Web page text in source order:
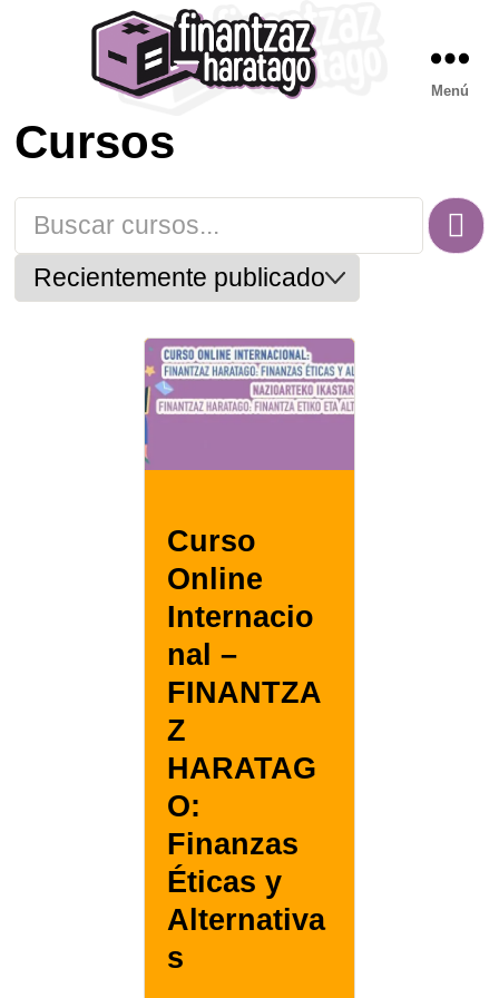
Menú
Cursos
Curso
Online
Internacio
nal –
FINANTZA
Z
HARATAG
O:
Finanzas
Éticas y
Alternativa
s